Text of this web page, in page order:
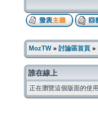
MozTW» 討論區首頁 »
誰在線上
正在瀏覽這個版面的使